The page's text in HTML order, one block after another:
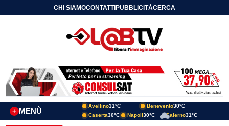
CHI SIAMOCONTATTIPUBBLICITÀCERCA
MENÙ
+
Avellino31°C Benevento30°C
Caserta30°C Napoli30°C Salerno31°C